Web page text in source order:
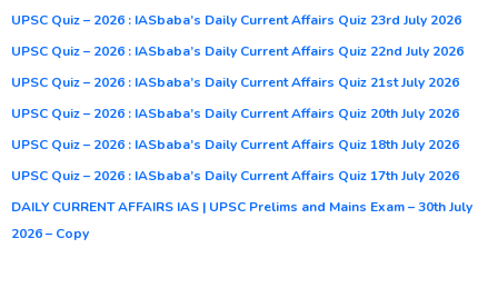
UPSC Quiz – 2026 : IASbaba’s Daily Current Affairs Quiz 23rd July 2026
UPSC Quiz – 2026 : IASbaba’s Daily Current Affairs Quiz 22nd July 2026
UPSC Quiz – 2026 : IASbaba’s Daily Current Affairs Quiz 21st July 2026
UPSC Quiz – 2026 : IASbaba’s Daily Current Affairs Quiz 20th July 2026
UPSC Quiz – 2026 : IASbaba’s Daily Current Affairs Quiz 18th July 2026
UPSC Quiz – 2026 : IASbaba’s Daily Current Affairs Quiz 17th July 2026
DAILY CURRENT AFFAIRS IAS | UPSC Prelims and Mains Exam – 30th July
2026 – Copy